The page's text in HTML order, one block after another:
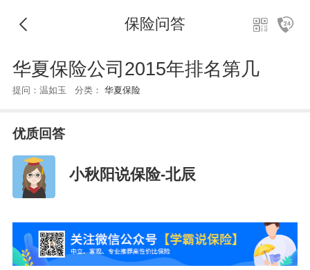
保险问答
华夏保险公司2015年排名第几
提问：温如玉 分类： 华夏保险
优质回答
小秋阳说保险-北辰